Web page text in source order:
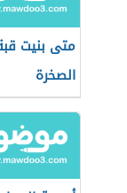
متى بنيت
الصخرة